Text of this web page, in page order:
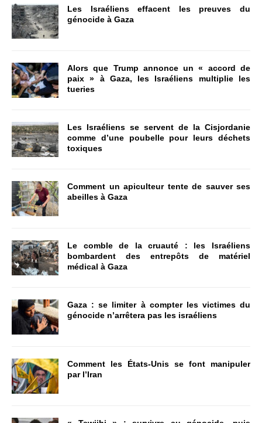
Les Israéliens effacent les preuves du
génocide à Gaza
Alors que Trump annonce un « accord de
paix » à Gaza, les Israéliens multiplie les
tueries
Les Israéliens se servent de la Cisjordanie
comme d’une poubelle pour leurs déchets
toxiques
Comment un apiculteur tente de sauver ses
abeilles à Gaza
Le comble de la cruauté : les Israéliens
bombardent des entrepôts de matériel
médical à Gaza
Gaza : se limiter à compter les victimes du
génocide n’arrêtera pas les israéliens
Comment les États-Unis se font manipuler
par l’Iran